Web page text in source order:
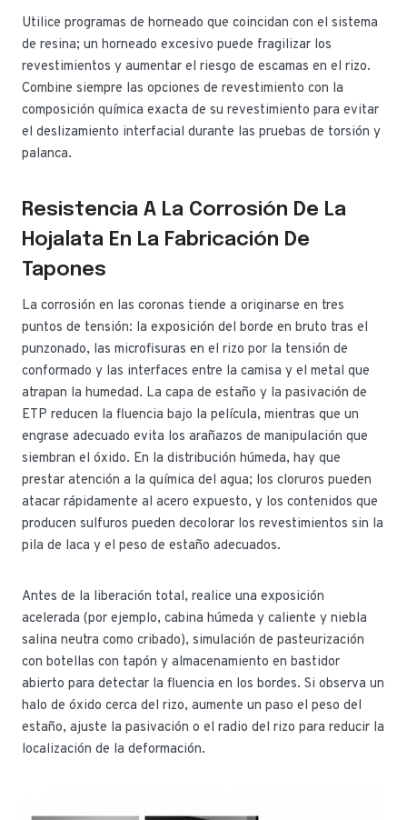
Utilice programas de horneado que coincidan con el sistema
de resina; un horneado excesivo puede fragilizar los
revestimientos y aumentar el riesgo de escamas en el rizo.
Combine siempre las opciones de revestimiento con la
composición química exacta de su revestimiento para evitar
el deslizamiento interfacial durante las pruebas de torsión y
palanca.
Resistencia A La Corrosión De La
Hojalata En La Fabricación De
Tapones
La corrosión en las coronas tiende a originarse en tres
puntos de tensión: la exposición del borde en bruto tras el
punzonado, las microfisuras en el rizo por la tensión de
conformado y las interfaces entre la camisa y el metal que
atrapan la humedad. La capa de estaño y la pasivación de
ETP reducen la fluencia bajo la película, mientras que un
engrase adecuado evita los arañazos de manipulación que
siembran el óxido. En la distribución húmeda, hay que
prestar atención a la química del agua; los cloruros pueden
atacar rápidamente al acero expuesto, y los contenidos que
producen sulfuros pueden decolorar los revestimientos sin la
pila de laca y el peso de estaño adecuados.
Antes de la liberación total, realice una exposición
acelerada (por ejemplo, cabina húmeda y caliente y niebla
salina neutra como cribado), simulación de pasteurización
con botellas con tapón y almacenamiento en bastidor
abierto para detectar la fluencia en los bordes. Si observa un
halo de óxido cerca del rizo, aumente un paso el peso del
estaño, ajuste la pasivación o el radio del rizo para reducir la
localización de la deformación.